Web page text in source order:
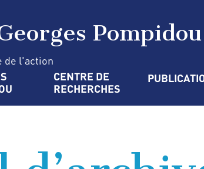
Pompidou
de l'action
CENTRE DE
RECHERCHES